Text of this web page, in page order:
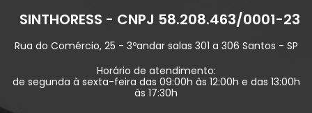
SINTHORESS - CNPJ 58.208.463/0001-23
Rua do Comércio, 25 - 3ºandar salas 301 a 306 Santos - SP
Horário de atendimento:
de segunda à sexta-feira das 09:00h às 12:00h e das 13:00h
às 17:30h